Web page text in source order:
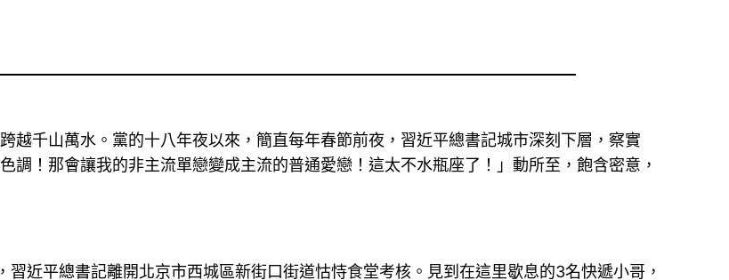
越千山萬水。黨的十八年夜以來，簡直每年春節前夜，習近平總書記城市深刻下層，察實
調！那會讓我的非主流單戀變成主流的普通愛戀！這太不水瓶座了！」動所至，飽含密意，
近平總書記離開北京市西城區新街口街道怙恃食堂考核。見到在這里歇息的3名快遞小哥，